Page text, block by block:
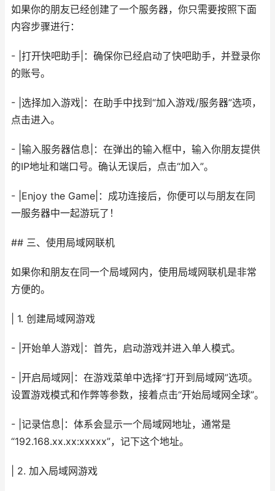
如果你的朋友已经创建了一个服务器，你只需要按照下面
内容步骤进行：
- |打开快吧助手|：确保你已经启动了快吧助手，并登录你
的账号。
- |选择加入游戏|：在助手中找到“加入游戏/服务器”选项，
点击进入。
- |输入服务器信息|：在弹出的输入框中，输入你朋友提供
的IP地址和端口号。确认无误后，点击“加入”。
- |Enjoy the Game|：成功连接后，你便可以与朋友在同
一服务器中一起游玩了！
## 三、使用局域网联机
如果你和朋友在同一个局域网内，使用局域网联机是非常
方便的。
| 1. 创建局域网游戏
- |开始单人游戏|：首先，启动游戏并进入单人模式。
- |开启局域网|：在游戏菜单中选择“打开到局域网”选项。
设置游戏模式和作弊等参数，接着点击“开始局域网全球”。
- |记录信息|：体系会显示一个局域网地址，通常是
“192.168.xx.xx:xxxxx”，记下这个地址。
| 2. 加入局域网游戏